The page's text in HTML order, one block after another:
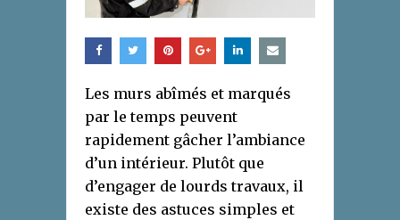
Les murs abîmés et marqués
par le temps peuvent
rapidement gâcher l’ambiance
d’un intérieur. Plutôt que
d’engager de lourds travaux, il
existe des astuces simples et